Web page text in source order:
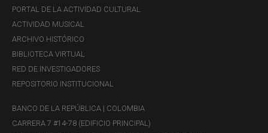
PORTAL DE LA ACTIVIDAD CULTURAL
ACTIVIDAD MUSICAL
ARCHIVO HISTÓRICO
BIBLIOTECA VIRTUAL
RED DE INVESTIGADORES
REPOSITORIO INSTITUCIONAL
BANCO DE LA REPÚBLICA | COLOMBIA
CARRERA 7 #14-78 (EDIFICIO PRINCIPAL)